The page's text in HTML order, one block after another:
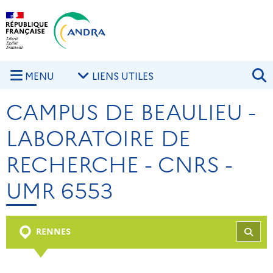
Aller au contenu principal
MENU LIENS UTILES
CAMPUS DE BEAULIEU -
LABORATOIRE DE
RECHERCHE - CNRS -
UMR 6553
RENNES